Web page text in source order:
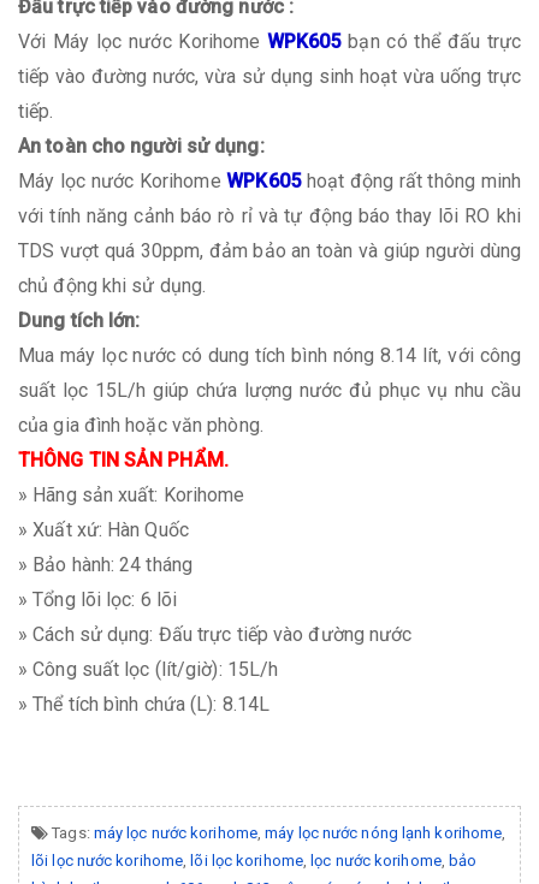
Đấu trực tiếp vào đường nước :
Với Máy lọc nước Korihome WPK605 bạn có thể đấu trực
tiếp vào đường nước, vừa sử dụng sinh hoạt vừa uống trực
tiếp.
An toàn cho người sử dụng:
Máy lọc nước KorihomeWPK605 hoạt động rất thông minh
với tính năng cảnh báo rò rỉ và tự động báo thay lõi RO khi
TDS vượt quá 30ppm, đảm bảo an toàn và giúp người dùng
chủ động khi sử dụng.
Dung tích lớn:
Mua máy lọc nước có dung tích bình nóng 8.14 lít, với công
suất lọc 15L/h giúp chứa lượng nước đủ phục vụ nhu cầu
của gia đình hoặc văn phòng.
THÔNG TIN SẢN PHẨM.
» Hãng sản xuất: Korihome
» Xuất xứ: Hàn Quốc
» Bảo hành: 24 tháng
» Tổng lõi lọc: 6 lõi
» Cách sử dụng: Đấu trực tiếp vào đường nước
» Công suất lọc (lít/giờ): 15L/h
» Thể tích bình chứa (L): 8.14L
Tags: máy lọc nước korihome,máy lọc nước nóng lạnh korihome,
lõi lọc nước korihome, lõi lọc korihome, lọc nước korihome, bảo